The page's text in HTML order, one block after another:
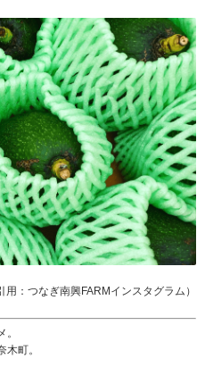
用：つなぎ南興FARMインスタグラム）
町。